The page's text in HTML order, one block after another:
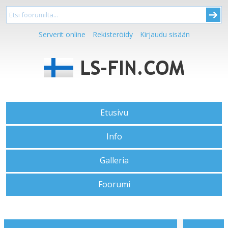
Serverit online Rekisteröidy Kirjaudu sisään
Etusivu
Info
Galleria
Foorumi